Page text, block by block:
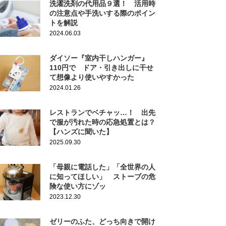
洗濯洗剤の代用品９選！ 活用時
の注意点や手洗いする際のポイン
トを解説
2024.06.03
ダイソー『室内干しハンガー』
110円で ドア・引き出しに干せ
て想像より使いやすかった
2024.01.26
レストランでベチャッ…！ 出先
で服が汚れた時の応急処置とは？
【ハンズに聞いた】
2025.09.30
「母親に電話した」「全世界の人
に知ってほしい」 ストーブの危
険な使い方にゾッ
2023.12.30
ゼリーのふた、どっち向きで開け